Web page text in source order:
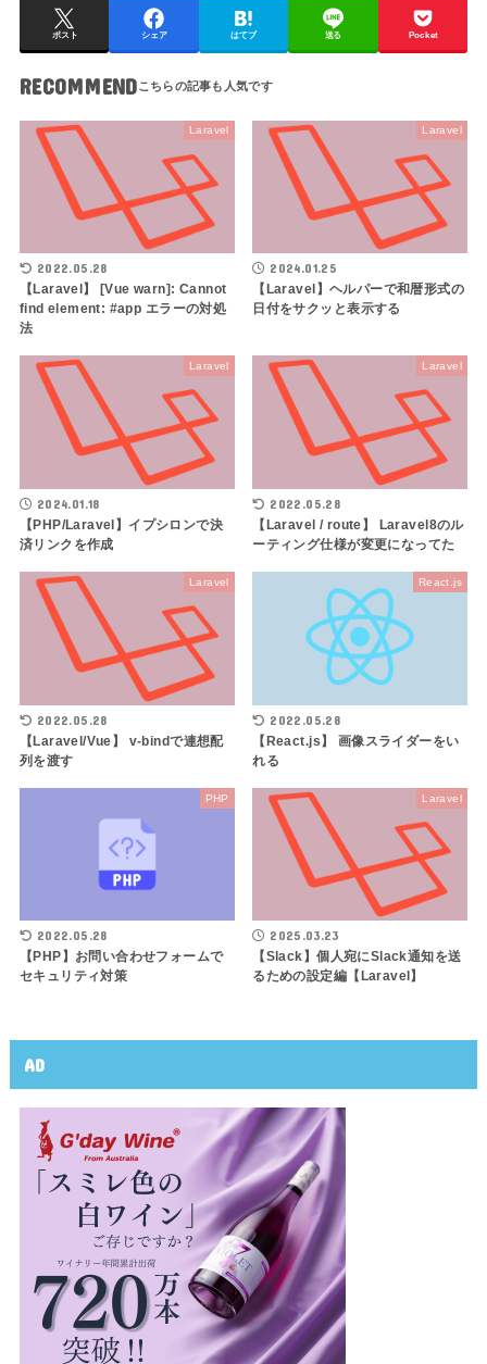
ポスト シェア はてブ 送る Pocket
RECOMMEND
Laravel
2022.05.28
【Laravel】 [Vue warn]: Cannot
find element: #app エラーの対処
法
Laravel
2024.01.25
【Laravel】ヘルパーで和暦形式の
日付をサクッと表示する
Laravel
2024.01.18
【PHP/Laravel】イプシロンで決
済リンクを作成
Laravel
2022.05.28
【Laravel / route】 Laravel8のル
ーティング仕様が変更になってた
Laravel
2022.05.28
【Laravel/Vue】 v-bindで連想配
列を渡す
React.js
2022.05.28
【React.js】 画像スライダーをい
れる
PHP
2022.05.28
【PHP】お問い合わせフォームで
セキュリティ対策
Laravel
2025.03.23
【Slack】個人宛にSlack通知を送
るための設定編【Laravel】
AD